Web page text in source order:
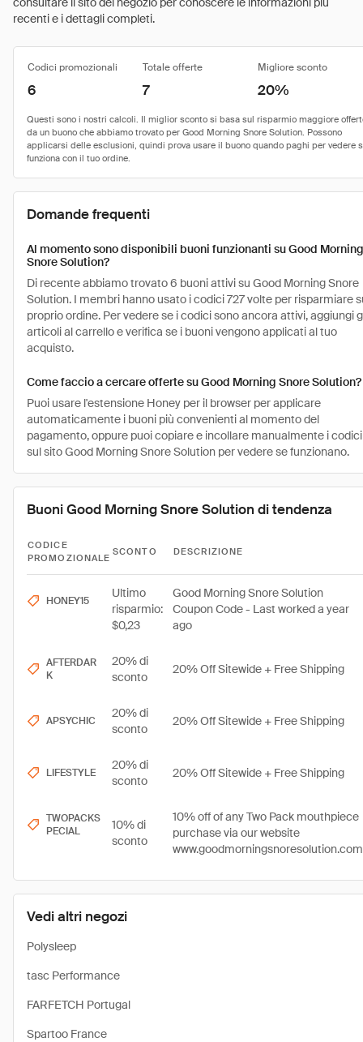
recenti e i dettagli completi.
Vedi altri negozi
Polysleep
tasc Performance
FARFETCH Portugal
Spartoo France
Codici promozionali Totale offerte Migliore sconto
6 7 20%
Domande frequenti
Al momento sono disponibili buoni funzionanti su Good Morning
Snore Solution?
Di recente abbiamo trovato 6 buoni attivi su Good Morning Snore
Solution. I membri hanno usato i codici 727 volte per risparmiare
proprio ordine. Per vedere se i codici sono ancora attivi, aggiungi
articoli al carrello e verifica se i buoni vengono applicati al tuo
acquisto.
Come faccio a cercare offerte su Good Morning Snore Solution?
Puoi usare l'estensione Honey per il browser per applicare
automaticamente i buoni più convenienti al momento del
pagamento, oppure puoi copiare e incollare manualmente i codici
sul sito Good Morning Snore Solution per vedere se funzionano.
Buoni Good Morning Snore Solution di tendenza
CODICE
PROMOZIONALE
SCONTO DESCRIZIONE
HONEY15
Ultimo
risparmio:
$0,23
Good Morning Snore Solution
Coupon Code - Last worked a year
ago
AFTERDAR
K
20% di
sconto
20% Off Sitewide + Free Shipping
APSYCHIC
20% di
sconto
20% Off Sitewide + Free Shipping
LIFESTYLE
20% di
sconto
20% Off Sitewide + Free Shipping
TWOPACKS
PECIAL
10% di
sconto
10% off of any Two Pack mouthpiece
purchase via our website
www.goodmorningsnoresolution.com